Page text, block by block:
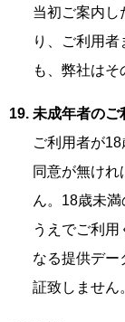
当初ご案内し
り、ご利用
も、弊社はそ
未成年者のご
ご利用者が
同意が無け
ん。18歳未
うえでご利
なる提供デー
証致しません